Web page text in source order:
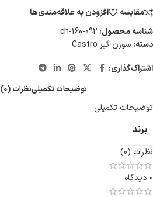
مقایسه
افزودن به علاقه‌مندی‌ها
شناسه محصول: ch-160-092
دسته: سوزن گیر Castro
اشتراک‌گذاری:
توضیحات تکمیلینظرات (0)
توضیحات تکمیلی
برند
نظرات (0)
0 دیدگاه